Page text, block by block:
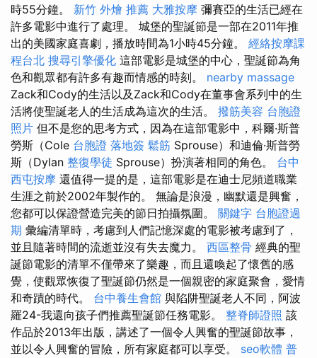
時55分鐘。 新竹 外燴 推薦 大雅按摩 彌賽亞的生活已經在
許多電影中進行了處理。 城堡的聖誕節是一部在2011年推
出的美國家庭喜劇，播放時間為1小時45分鐘。 經絡按摩課
程台北 搜尋引擎優化 這部電影是城堡的中心，聖誕節為角
色和觀眾都有許多有趣而情感的時刻。 nearby massage
Zack和Cody的生活以及Zack和Cody在董事會系列中的生
活將使聖誕老人的生活成為這次的生活。 撥筋美容 台胞證
照片 但不是您的思考方式，因為在這部電影中，科爾·斯普
勞斯（Cole 台胞證 落地簽 鬆筋 Sprouse）和迪倫·斯普勞
斯（Dylan 整復學徒 Sprouse）扮演著相同的角色。 台中
西屯按摩 還值得一提的是，這部電影是在迪士尼頻道職業
生涯之前於2002年製作的。 無論是浪漫，幽默還是興奮，
您都可以保證營造完美的節日拍攝氛圍。 關鍵字 台胞證過
期 彙編清單時，考慮到人們記憶深處的電影被考慮到了，
並且隨著時間的流逝並沒有失去魔力。 西區整骨 經典的聖
誕節電影的清單不僅帶來了樂趣，而且還喚起了懷舊的感
覺，使觀眾恢復了聖誕節仍然是一個親密的家庭聚會，愛情
和奇蹟的時代。 台中養生會館 與陷阱聖誕老人不同，阿波
羅24-我還向孩子們推薦聖誕節任務電影。 整脊師證照 該
作品於2013年出版，講述了一個令人興奮的聖誕節故事，
並以令人興奮的冒險，所有家庭都可以享受。 seo軟體 普